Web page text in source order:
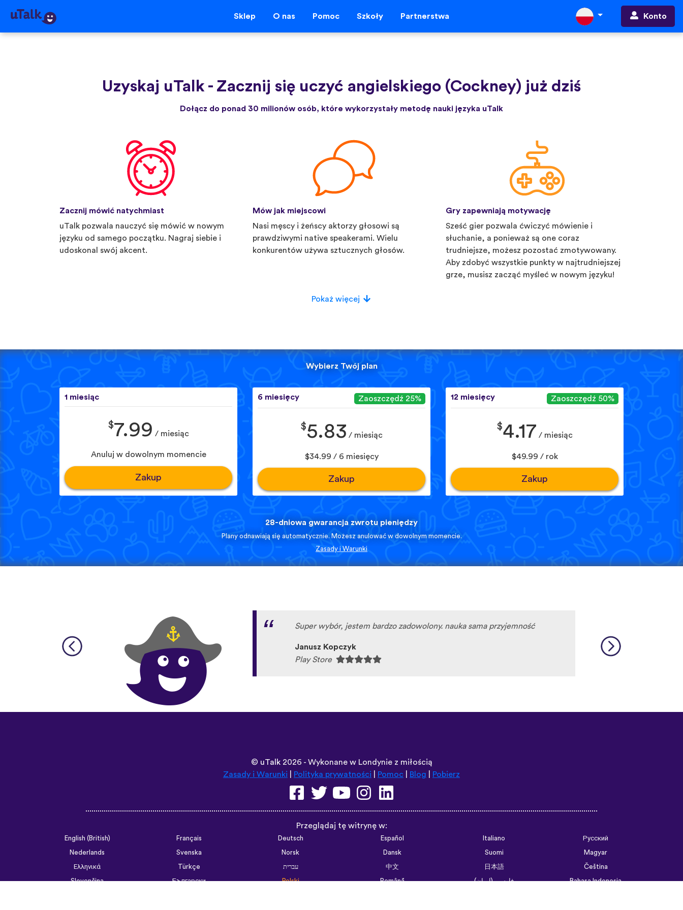
Sklep O nas Pomoc Szkoły Partnerstwa Konto
Uzyskaj uTalk - Zacznij się uczyć angielskiego (Cockney) już dziś
Dołącz do ponad 30 milionów osób, które wykorzystały metodę nauki języka uTalk
Zacznij mówić natychmiast
uTalk pozwala nauczyć się mówić w nowym
języku od samego początku. Nagraj siebie i
udoskonal swój akcent.
Mów jak miejscowi
Nasi męscy i żeńscy aktorzy głosowi są
prawdziwymi native speakerami. Wielu
konkurentów używa sztucznych głosów.
Gry zapewniają motywację
Sześć gier pozwala ćwiczyć mówienie i
słuchanie, a ponieważ są one coraz
trudniejsze, możesz pozostać zmotywowany.
Aby zdobyć wszystkie punkty w najtrudniejszej
grze, musisz zacząć myśleć w nowym języku!
Pokaż więcej
Wybierz Twój plan
1 miesiąc
$7.99 / miesiąc
Anuluj w dowolnym momencie
Zakup
6 miesięcy Zaoszczędź 25%
$5.83 / miesiąc
$34.99 / 6 miesięcy
Zakup
12 miesięcy Zaoszczędź 50%
$4.17 / miesiąc
$49.99 / rok
Zakup
28-dniowa gwarancja zwrotu pieniędzy
Plany odnawiają się automatycznie. Możesz anulować w dowolnym momencie.
Zasady i Warunki
Super wybór, jestem bardzo zadowolony. nauka sama przyjemność
Janusz Kopczyk
Play Store
© uTalk2026 - Wykonane w Londynie z miłością
Zasady i Warunki
Polityka prywatności Pomoc Blog Pobierz
Przeglądaj tę witrynę w:
English (British) Français Deutsch Español Italiano
Русский
Nederlands
Svenska Norsk Dansk Suomi
Magyar
Ελληνικά
Türkçe עברית 中文 日本語
Čeština
Slovenčina
Български Polski Română فارسی (ایران)
Bahasa Indonesia